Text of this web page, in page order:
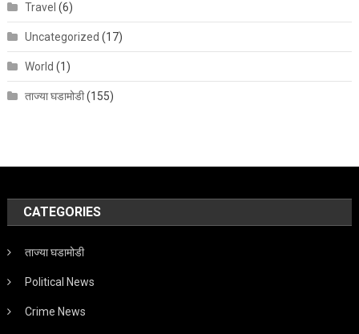
Travel (6)
Uncategorized (17)
World (1)
ताज्या घडामोडी(155)
CATEGORIES
ताज्या घडामोडी
Political News
Crime News